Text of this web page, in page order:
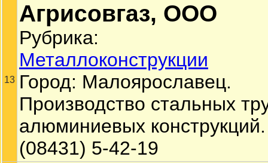
13
Агрисовгаз, ООО
Рубрика:
Металлоконструкции
Город: Малоярославец.
Производство стальных
алюминиевых конструкций.
(08431) 5-42-19